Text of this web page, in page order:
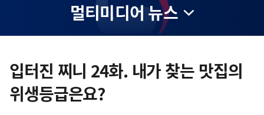
멀티미디어 뉴스
텐
영
입터진 찌니 24화. 내가 찾는 맛집의
위생등급은요?